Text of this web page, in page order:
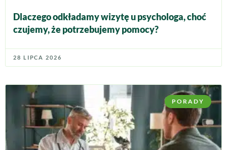
Dlaczego odkładamy wizytę u psychologa, choć
czujemy, że potrzebujemy pomocy?
28 LIPCA 2026
PORADY